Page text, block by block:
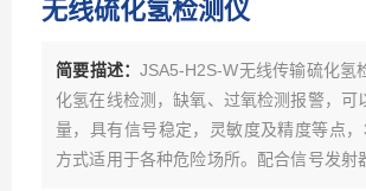
无线硫化氢检测仪
简要描述：JSA5-H2S-W无线传输硫化氢
化氢在线检测，缺氧、过氧检测报警，可
量，具有信号稳定，灵敏度及精度等点
方式适用于各种危险场所。配合信号发射